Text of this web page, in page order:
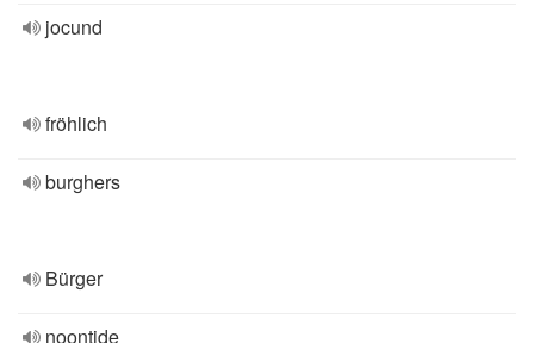
jocund
fröhlich
burghers
Bürger
noontide